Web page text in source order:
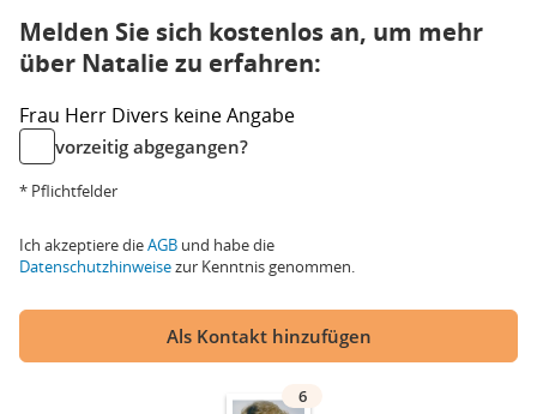
Melden Sie sich kostenlos an, um mehr
über Natalie zu erfahren:
Frau Herr Divers keine Angabe
vorzeitig abgegangen?
* Pflichtfelder
Ich akzeptiere dieAGB und habe die
Datenschutzhinweisezur Kenntnis genommen.
Als Kontakt hinzufügen
6